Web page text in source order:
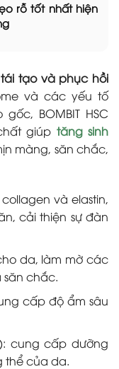
rỗ tốt nhất hiện
tạo và phục hồi
và các yếu tố
BOMBIT HSC
giúp tăng sinh
màng, săn chắc,
và elastin,
cải thiện sự đàn
da, làm mờ các
săn chắc.
cấp độ ẩm sâu
cung cấp dưỡng
thể của da.